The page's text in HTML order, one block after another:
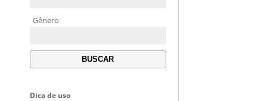
Gênero
Dica de uso